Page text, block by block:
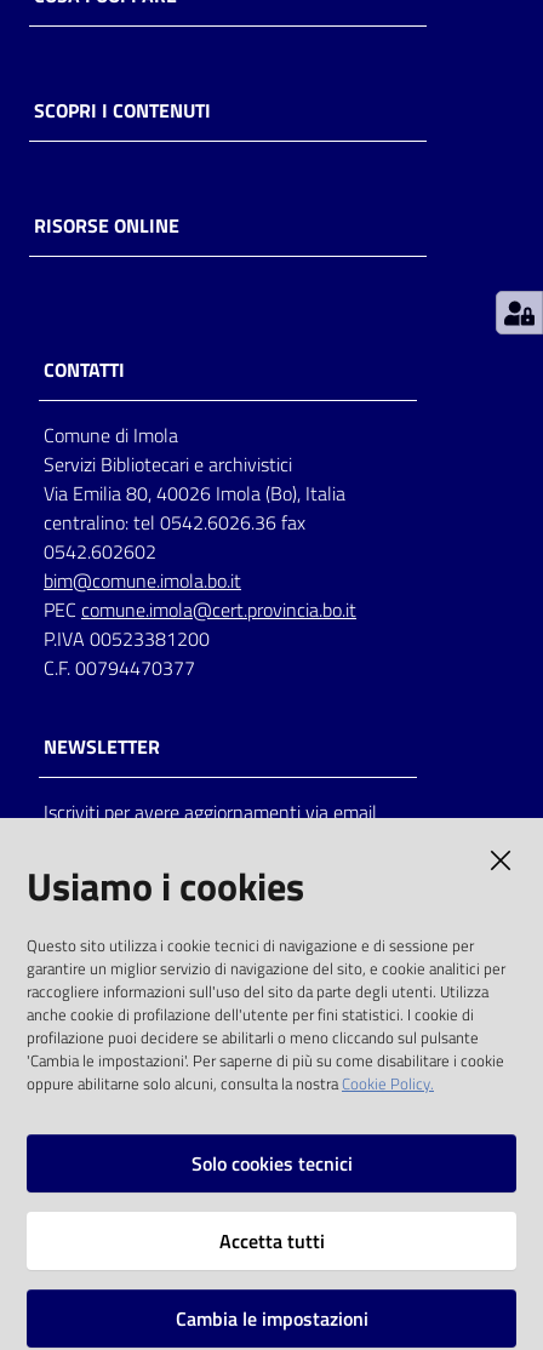
Piani
Decentrate
Seguici
su
on line
Eventi
Chiedi al
bibliotecario
Avvisi
SCOPRI I CONTENUTI
RISORSE ONLINE
CONTATTI
Comune di Imola
Servizi Bibliotecari e archivistici
Via Emilia 80, 40026 Imola (Bo), Italia
centralino: tel 0542.6026.36 fax
0542.602602
bim@comune.imola.bo.it
PEC comune.imola@cert.provincia.bo.it
P.IVA 00523381200
C.F. 00794470377
NEWSLETTER
Iscriviti per avere aggiornamenti via email
solo alle condizioni previste dalla direttiva
comunitaria 2003/98/CE e dal d.lgs. 36/2006
SOCIAL
Instagram
Vai alla pagina
Usiamo i cookies
Questo sito utilizza i cookie tecnici di navigazione e di sessione per
garantire un miglior servizio di navigazione del sito, e cookie analitici per
raccogliere informazioni sull'uso del sito da parte degli utenti. Utilizza
anche cookie di profilazione dell'utente per fini statistici. I cookie di
profilazione puoi decidere se abilitarli o meno cliccando sul pulsante
'Cambia le impostazioni'. Per saperne di più su come disabilitare i cookie
oppure abilitarne solo alcuni, consulta la nostraCookie Policy.
Solo cookies tecnici
Accetta tutti
Cambia le impostazioni